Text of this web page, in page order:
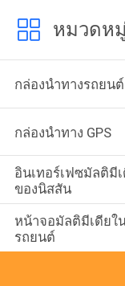
หมวดห
กล่องนำทางรถยนต์
กล่องนำทาง GPS
อินเทอร์เฟซมัลติมี
ของนิสสัน
หน้าจอมัลติมีเดียใ
รถยนต์